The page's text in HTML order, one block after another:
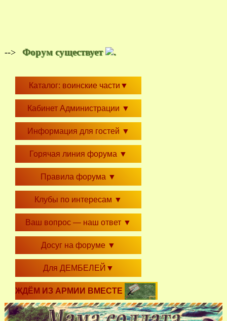
--> Форум существует .
Каталог: воинские части ▼
Кабинет Администрации ▼
Информация для гостей ▼
Горячая линия форума ▼
Правила форума ▼
Клубы по интересам ▼
Ваш вопрос — наш ответ ▼
Досуг на форуме ▼
Для ДЕМБЕЛЕЙ ▼
ЖДЁМ ИЗ АРМИИ ВМЕСТЕ